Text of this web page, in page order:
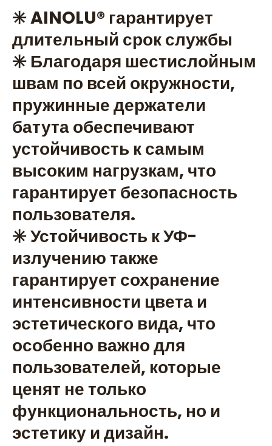
✳️ AINOLU®️ гарантирует
длительный срок службы
✳️ Благодаря шестислойным
швам по всей окружности,
пружинные держатели
батута обеспечивают
устойчивость к самым
высоким нагрузкам, что
гарантирует безопасность
пользователя.
✳️ Устойчивость к УФ-
излучению также
гарантирует сохранение
интенсивности цвета и
эстетического вида, что
особенно важно для
пользователей, которые
ценят не только
функциональность, но и
эстетику и дизайн.